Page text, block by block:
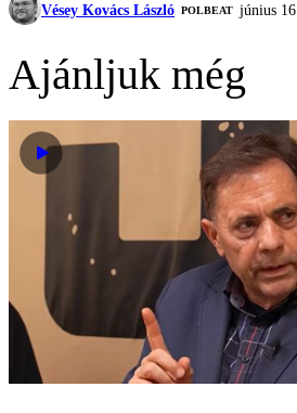
Vésey Kovács László ‎POLBEAT június 16.
Ajánljuk még